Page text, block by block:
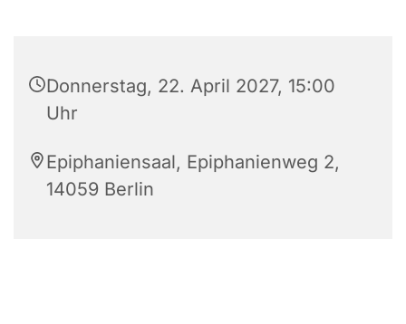
Donnerstag, 22. April 2027, 15:00
Uhr
Epiphaniensaal, Epiphanienweg 2,
14059 Berlin